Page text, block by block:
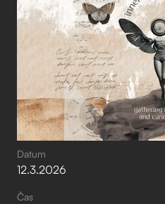
Datum
12.3.2026
Čas